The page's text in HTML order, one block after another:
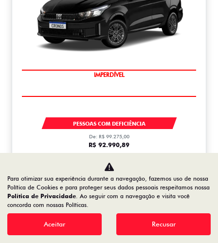
IMPERDÍVEL
PESSOAS COM DEFICIÊNCIA
De: R$ 99.275,00
R$ 92.990,89
Saiba mais
Para otimizar sua experiência durante a navegação, fazemos uso de nossa
Política de Cookies e para proteger seus dados pessoais respeitamos nossa
Política de Privacidade. Ao seguir com a navegação e visita você
concorda com nossas Políticas.
Aceitar Recusar